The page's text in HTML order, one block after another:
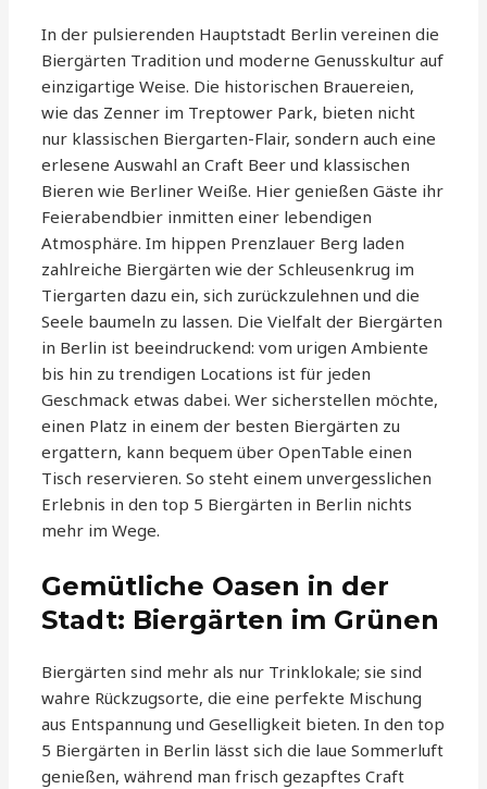
In der pulsierenden Hauptstadt Berlin vereinen die
Biergärten Tradition und moderne Genusskultur auf
einzigartige Weise. Die historischen Brauereien,
wie das Zenner im Treptower Park, bieten nicht
nur klassischen Biergarten-Flair, sondern auch eine
erlesene Auswahl an Craft Beer und klassischen
Bieren wie Berliner Weiße. Hier genießen Gäste ihr
Feierabendbier inmitten einer lebendigen
Atmosphäre. Im hippen Prenzlauer Berg laden
zahlreiche Biergärten wie der Schleusenkrug im
Tiergarten dazu ein, sich zurückzulehnen und die
Seele baumeln zu lassen. Die Vielfalt der Biergärten
in Berlin ist beeindruckend: vom urigen Ambiente
bis hin zu trendigen Locations ist für jeden
Geschmack etwas dabei. Wer sicherstellen möchte,
einen Platz in einem der besten Biergärten zu
ergattern, kann bequem über OpenTable einen
Tisch reservieren. So steht einem unvergesslichen
Erlebnis in den top 5 Biergärten in Berlin nichts
mehr im Wege.
Gemütliche Oasen in der
Stadt: Biergärten im Grünen
Biergärten sind mehr als nur Trinklokale; sie sind
wahre Rückzugsorte, die eine perfekte Mischung
aus Entspannung und Geselligkeit bieten. In den top
5 Biergärten in Berlin lässt sich die laue Sommerluft
genießen, während man frisch gezapftes Craft